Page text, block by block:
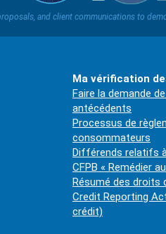
and client communications to
Ma vérification
Faire la demande
antécédents
Processus de
consommateurs
Différends relatifs
CFPB « Remédier
Résumé des droits
Credit Reporting
crédit)